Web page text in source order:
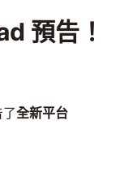
預告！
全新平台